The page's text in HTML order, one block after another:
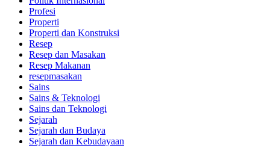
Profesi
Properti
Properti dan Konstruksi
Resep
Resep dan Masakan
Resep Makanan
resepmasakan
Sains
Sains & Teknologi
Sains dan Teknologi
Sejarah
Sejarah dan Budaya
Sejarah dan Kebudayaan